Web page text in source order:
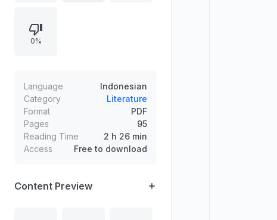
pemuda, entrepreneur, organisasi,
kompetisi, dan social actor, sebagai
baik dan bermartabat.
0%
Language
Indonesian
Category
Literature
Format
PDF
Pages
95
Reading Time
2 h 26 min
Access
Free to download
Content Preview